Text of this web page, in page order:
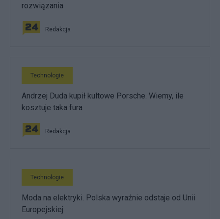
rozwiązania
Redakcja
Technologie
Andrzej Duda kupił kultowe Porsche. Wiemy, ile
kosztuje taka fura
Redakcja
Technologie
Moda na elektryki. Polska wyraźnie odstaje od Unii
Europejskiej